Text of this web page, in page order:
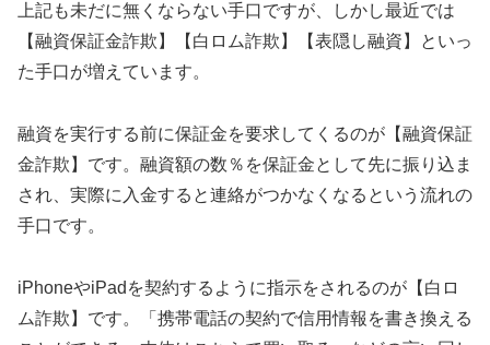
上記も未だに無くならない手口ですが、しかし最近では
【融資保証金詐欺】【白ロム詐欺】【表隠し融資】といっ
た手口が増えています。
融資を実行する前に保証金を要求してくるのが【融資保証
金詐欺】です。融資額の数％を保証金として先に振り込ま
され、実際に入金すると連絡がつかなくなるという流れの
手口です。
iPhoneやiPadを契約するように指示をされるのが【白ロ
ム詐欺】です。「携帯電話の契約で信用情報を書き換える